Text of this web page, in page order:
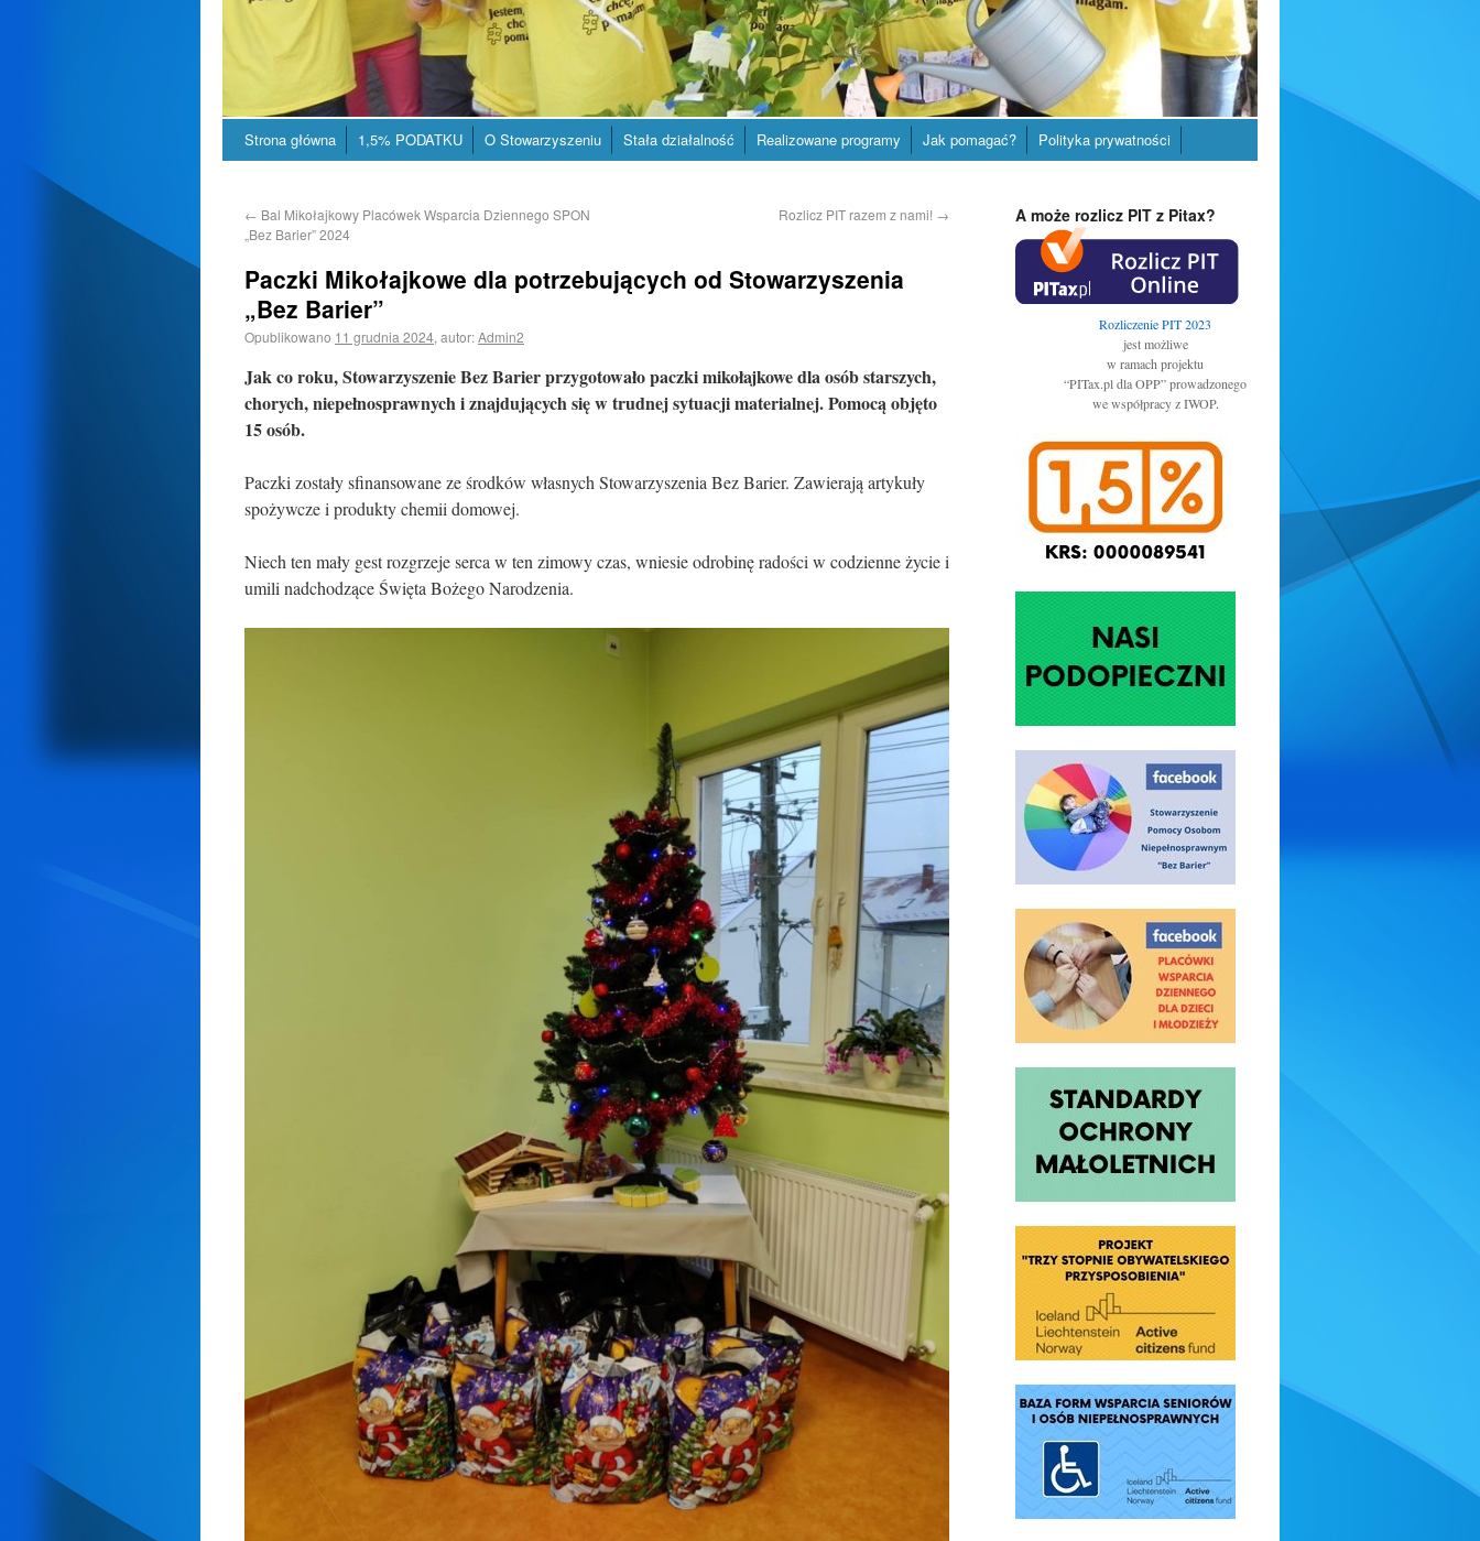
Strona główna 1,5% PODATKU O Stowarzyszeniu Stała działalność Realizowane programy Jak pomagać? Polityka prywatności
← Bal Mikołajkowy Placówek Wsparcia Dziennego SPON
„Bez Barier” 2024
Rozlicz PIT razem z nami! →
Paczki Mikołajkowe dla potrzebujących od Stowarzyszenia
„Bez Barier”
Opublikowano 11 grudnia 2024, autor:Admin2
Jak co roku, Stowarzyszenie Bez Barier przygotowało paczki mikołajkowe dla osób starszych,
chorych, niepełnosprawnych i znajdujących się w trudnej sytuacji materialnej. Pomocą objęto
15 osób.
Paczki zostały sfinansowane ze środków własnych Stowarzyszenia Bez Barier. Zawierają artykuły
spożywcze i produkty chemii domowej.
Niech ten mały gest rozgrzeje serca w ten zimowy czas, wniesie odrobinę radości w codzienne życie i
umili nadchodzące Święta Bożego Narodzenia.
A może rozlicz PIT z Pitax?
Rozliczenie PIT 2023
jest możliwe
w ramach projektu
“PITax.pl dla OPP” prowadzonego
we współpracy z IWOP.